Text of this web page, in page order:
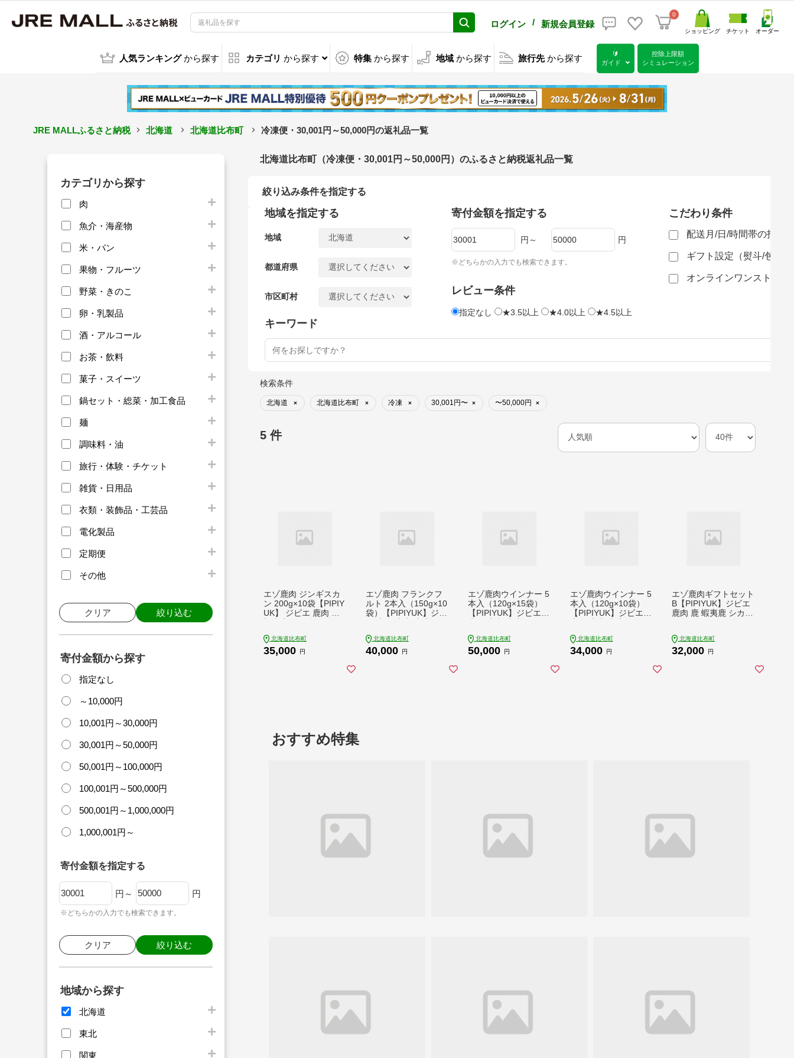
ログイン / 新規会員登録
0
ショッピング チケット オーダー
人気ランキング から探す カテゴリ から探す 特集 から探す 地域 から探す 旅行先 から探す
🔰
ガイド
控除上限額
シミュレーション
JRE MALLふるさと納税 北海道 北海道比布町 冷凍便・30,001円～50,000円の返礼品一覧
カテゴリから探す
肉
魚介・海産物
米・パン
果物・フルーツ
野菜・きのこ
卵・乳製品
酒・アルコール
お茶・飲料
菓子・スイーツ
鍋セット・総菜・加工食品
麺
調味料・油
旅行・体験・チケット
雑貨・日用品
衣類・装飾品・工芸品
電化製品
定期便
その他
クリア 絞り込む
寄付金額から探す
指定なし
～10,000円
10,001円～30,000円
30,001円～50,000円
50,001円～100,000円
100,001円～500,000円
500,001円～1,000,000円
1,000,001円～
寄付金額を指定する
円～ 円
※どちらかの入力でも検索できます。
クリア 絞り込む
地域から探す
北海道
東北
関東
北海道比布町（冷凍便・30,001円～50,000円）のふるさと納税返礼品一覧
絞り込み条件を指定する
地域を指定する
地域
都道府県
市区町村
寄付金額を指定する
円～ 円
※どちらかの入力でも検索できます。
レビュー条件
指定なし ★3.5以上 ★4.0以上 ★4.5以上
こだわり条件
配送月/日/時間帯の指定
ギフト設定（熨斗/包装
オンラインワンストップ
キーワード
検索条件
北海道 × 北海道比布町 × 冷凍 × 30,001円〜 × 〜50,000円 ×
5 件
エゾ鹿肉 ジンギスカ
ン 200g×10袋【PIPIY
UK】 ジビエ 鹿肉 鹿
バーベキュー 北海道
比布町 ぴっぷ 1023-0
北海道比布町
35,000 円
エゾ鹿肉 フランクフ
ルト 2本入（150g×10
袋）【PIPIYUK】ジビ
パイシー 干し肉 北海
道 比布町 ぴっぷ 102
北海道比布町
40,000 円
エゾ鹿肉ウインナー 5
本入（120g×15袋）
【PIPIYUK】ジビエ
イシー 干し肉 北海道
比布町 ぴっぷ 1023-0
北海道比布町
50,000 円
エゾ鹿肉ウインナー 5
本入（120g×10袋）
【PIPIYUK】ジビエ
イシー 干し肉 北海道
比布町 ぴっぷ 1023-0
北海道比布町
34,000 円
エゾ鹿肉ギフトセット
B【PIPIYUK】ジビエ
鹿肉 鹿 蝦夷鹿 シカ
ルト ジンギスカン ギ
フト セット 詰め合わ
北海道比布町
32,000 円
おすすめ特集